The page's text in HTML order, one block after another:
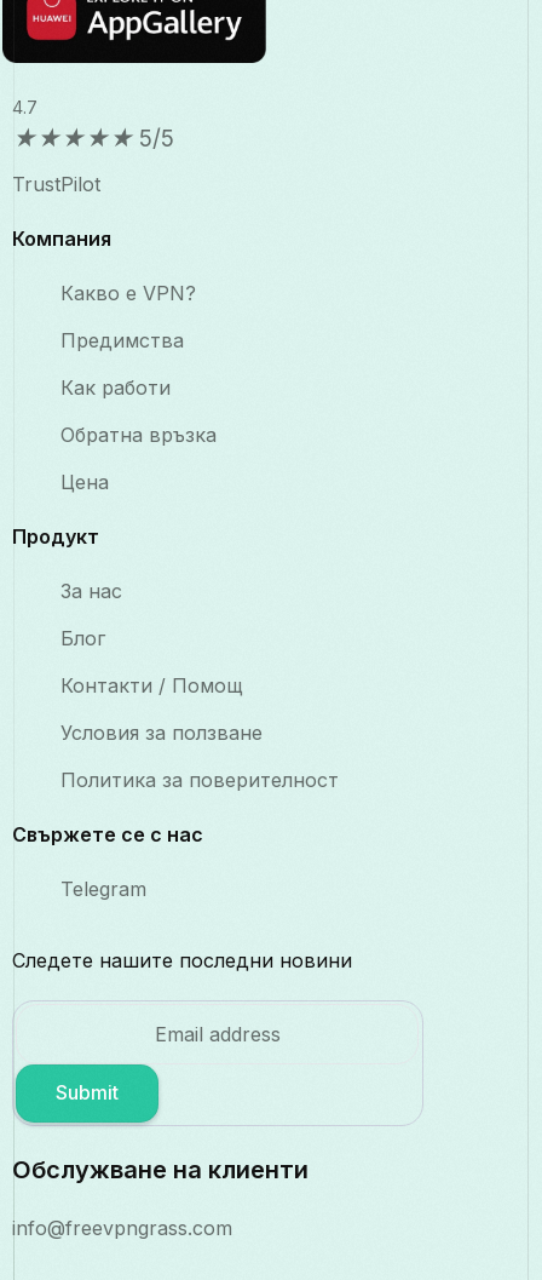
4.7
★★★★★ 5/5
TrustPilot
Компания
Какво е VPN?
Предимства
Как работи
Обратна връзка
Цена
Продукт
За нас
Блог
Контакти / Помощ
Условия за ползване
Политика за поверителност
Свържете се с нас
Telegram
Следете нашите последни новини
Submit
Обслужване на клиенти
info@freevpngrass.com